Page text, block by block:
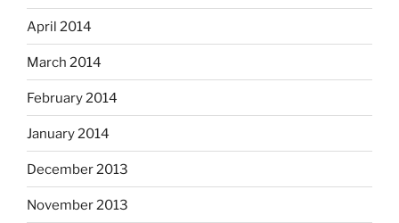
April 2014
March 2014
February 2014
January 2014
December 2013
November 2013